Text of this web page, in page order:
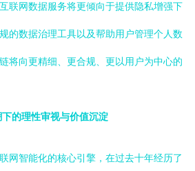
联网数据服务将更倾向于提供隐私增强下
的数据治理工具以及帮助用户管理个人数
将向更精细、更合规、更以用户为中心的
的理性审视与价值沉淀
网智能化的核心引擎，在过去十年经历了